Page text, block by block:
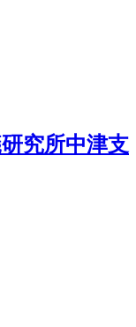
究所中津支